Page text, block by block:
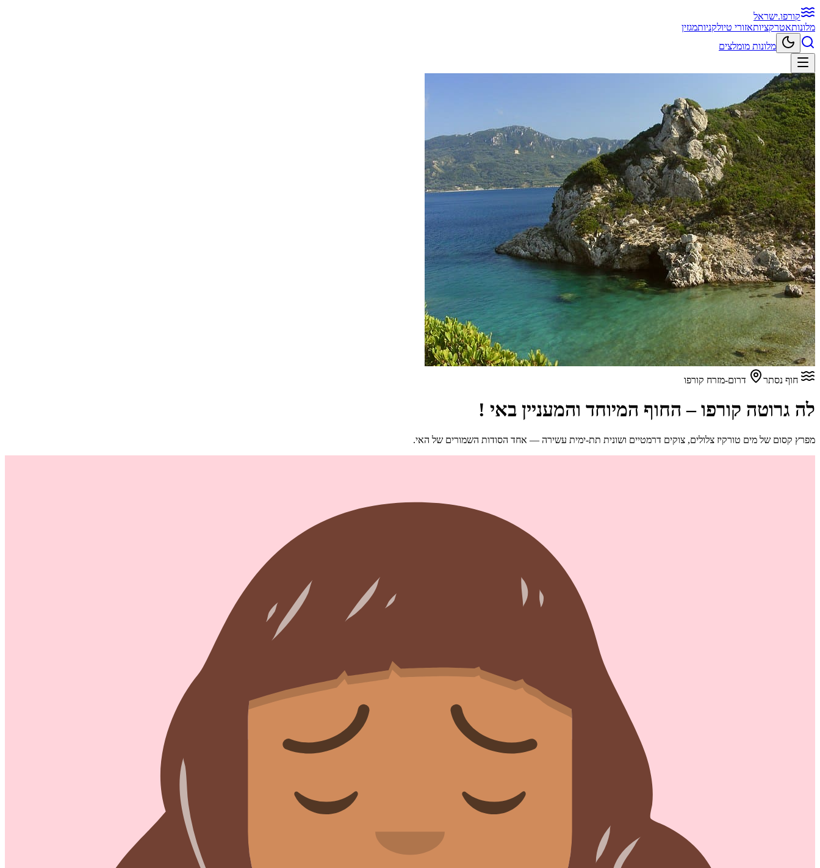
קורפו.ישראל
מלונותאטרקציותאזורי טיולקניותמגזין
מלונות מומלצים
חוף נסתר דרום-מזרח קורפו
לה גרוטה קורפו – החוף המיוחד והמעניין באי !
מפרץ קסום של מים טורקיז צלולים, צוקים דרמטיים ושונית תת-ימית עשירה — אחד הסודות השמורים של האי.